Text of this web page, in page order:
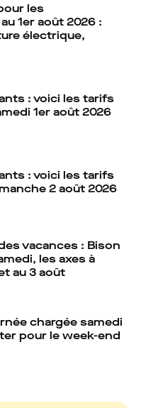
les
1er août 2026 :
électrique,
: voici les tarifs
1er août 2026
: voici les tarifs
2 août 2026
vacances : Bison
les axes à
au 3 août
chargée samedi
pour le week-end